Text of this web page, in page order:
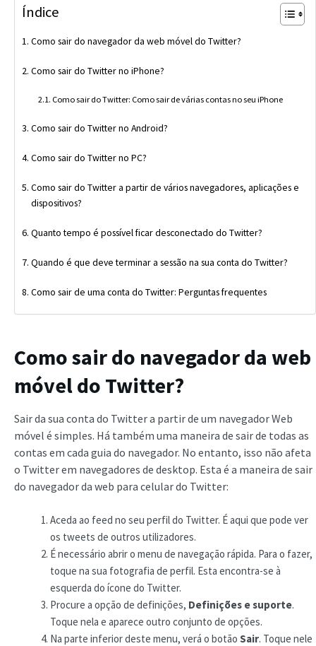
Índice
Como sair do navegador da web móvel do Twitter?
Como sair do Twitter no iPhone?
Como sair do Twitter: Como sair de várias contas no seu iPhone
Como sair do Twitter no Android?
Como sair do Twitter no PC?
Como sair do Twitter a partir de vários navegadores, aplicações e
dispositivos?
Quanto tempo é possível ficar desconectado do Twitter?
Quando é que deve terminar a sessão na sua conta do Twitter?
Como sair de uma conta do Twitter: Perguntas frequentes
Como sair do navegador da web
móvel do Twitter?
Sair da sua conta do Twitter a partir de um navegador Web
móvel é simples. Há também uma maneira de sair de todas as
contas em cada guia do navegador. No entanto, isso não afeta
o Twitter em navegadores de desktop. Esta é a maneira de sair
do navegador da web para celular do Twitter:
Aceda ao feed no seu perfil do Twitter. É aqui que pode ver
os tweets de outros utilizadores.
É necessário abrir o menu de navegação rápida. Para o fazer,
toque na sua fotografia de perfil. Esta encontra-se à
esquerda do ícone do Twitter.
Procure a opção de definições, Definições e suporte.
Toque nela e aparece outro conjunto de opções.
Na parte inferior deste menu, verá o botão Sair. Toque nele